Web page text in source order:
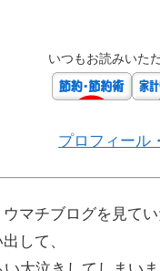
いつもお読みいた
プロフィール
マチブログを見てい
して、